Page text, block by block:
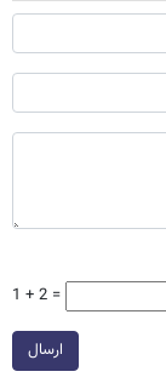
1 + 2 =
ارسال